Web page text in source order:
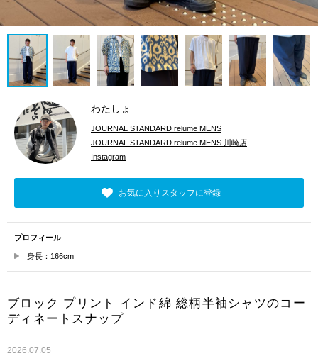
わたしょ
JOURNAL STANDARD relume MENS
JOURNAL STANDARD relume MENS 川崎店
Instagram
お気に入りスタッフに登録
プロフィール
身長：166cm
ブロック プリント インド綿 総柄半袖シャツのコー
ディネートスナップ
2026.07.05